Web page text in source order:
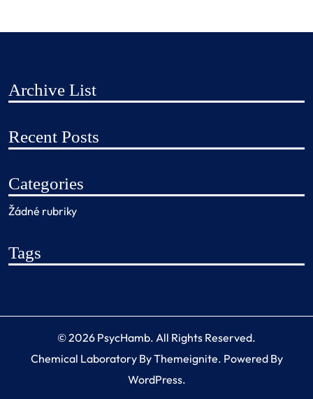
Archive List
Recent Posts
Categories
Žádné rubriky
Tags
© 2026 PsycHamb. All Rights Reserved.
Chemical LaboratoryByThemeignite. Powered By
WordPress.